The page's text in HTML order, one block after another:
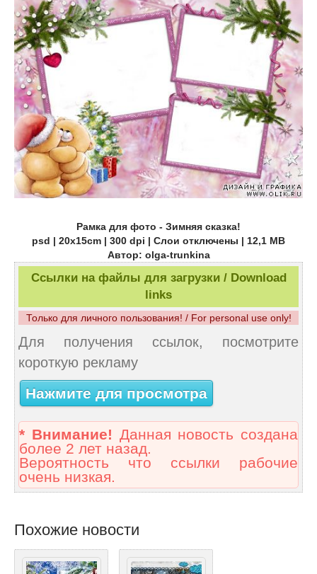
Рамка для фото - Зимняя сказка!
psd | 20х15cm | 300 dpi | Слои отключены | 12,1 MB
Автор: olga-trunkina
Ссылки на файлы для загрузки / Download
links
Только для личного пользования! / For personal use only!
Для получения ссылок, посмотрите
короткую рекламу
Нажмите для просмотра
* Внимание! Данная новость создана
более 2 лет назад.
Вероятность что ссылки рабочие
очень низкая.
Похожие новости